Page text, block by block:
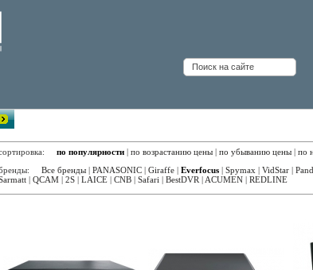
по популярности | по возрастанию цены | по убыванию цены | по
Все бренды | PANASONIC | Giraffe | Everfocus | Spymax | VidStar |
| QCAM | 2S | LAICE | CNB | Safari | BestDVR | ACUMEN | REDLINE